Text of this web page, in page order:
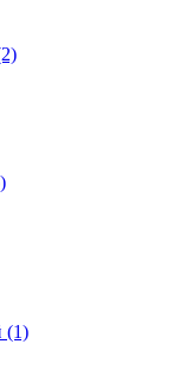
(1)